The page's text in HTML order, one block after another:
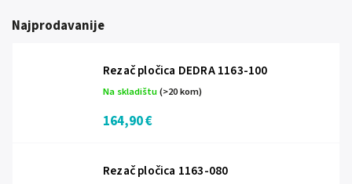
Najprodavanije
Rezač pločica DEDRA 1163-100
Na skladištu(>20 kom)
164,90 €
Rezač pločica 1163-080